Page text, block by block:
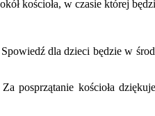
kościoła, w czasie której
dla dzieci będzie w
posprzątanie kościoła